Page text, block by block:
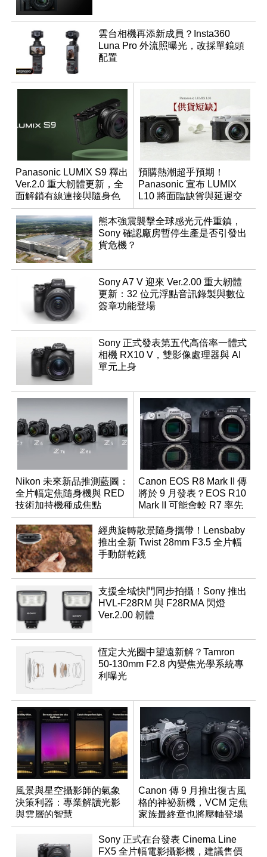
雲台相機再添新成員？Insta360
Luna Pro 外流照曝光，改採單鏡頭
配置
Panasonic LUMIX S9 釋出
Ver.2.0 重大韌體更新，全
面解鎖有線連接與隨身色
調編輯
預購熱潮超乎預期！
Panasonic 宣布 LUMIX
L10 將面臨缺貨與延遲交
貨時間
熊本強震襲擊全球感光元件重鎮，
Sony 確認廠房暫停生產是否引發出
貨危機？
Sony A7 V 迎來 Ver.2.00 重大韌體
更新：32 位元浮點音訊錄製與數位
簽章功能登場
Sony 正式發表第五代高倍率一體式
相機 RX10 V，雙影像處理器與 AI
單元上身
Nikon 未來新品推測藍圖：
全片幅定焦隨身機與 RED
技術加持機種成焦點
Canon EOS R8 Mark II 傳
將於 9 月發表？EOS R10
Mark II 可能會較 R7 率先
推出
經典旋轉散景隨身攜帶！Lensbaby
推出全新 Twist 28mm F3.5 全片幅
手動餅乾鏡
支援全域快門同步拍攝！Sony 推出
HVL-F28RM 與 F28RMA 閃燈
Ver.2.00 韌體
恆定大光圈中望遠新解？Tamron
50-130mm F2.8 內變焦光學系統專
利曝光
風景與星空攝影師的氣象
決策利器：專業解讀光影
與雲層的智慧
App「Atmos」登場
Canon 傳 9 月推出復古風
格的神祕新機，VCM 定焦
家族最終章也將壓軸登場
Sony 正式在台發表 Cinema Line
FX5 全片幅電影攝影機，建議售價